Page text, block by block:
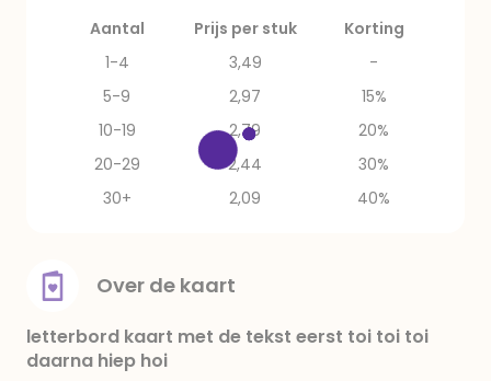
Aantal Prijs per stuk
Korting
1-4
3,49
-
5-9
2,97
15%
10-19
2,79
20%
20-29
2,44
30%
30+
2,09 40%
Over de kaart
letterbord kaart met de tekst eerst toi toi toi
daarna hiep hoi